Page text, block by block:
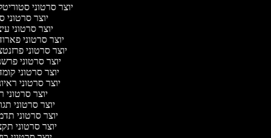
יוצר סרטוני
יוצר סרטוני
יוצר סרטוני
יוצר סרטוני
יוצר סרטוני
יוצר סרטוני
יוצר סרטוני
יוצר סרטוני
יוצר
יוצר סרטוני
יוצר סרטוני
יוצר סרטוני